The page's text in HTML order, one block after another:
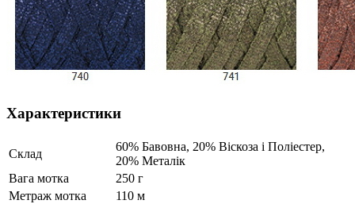
Характеристики
Склад
60% Бавовна, 20% Віскоза і Поліестер,
20% Металік
Вага мотка
250 г
Метраж мотка
110 м